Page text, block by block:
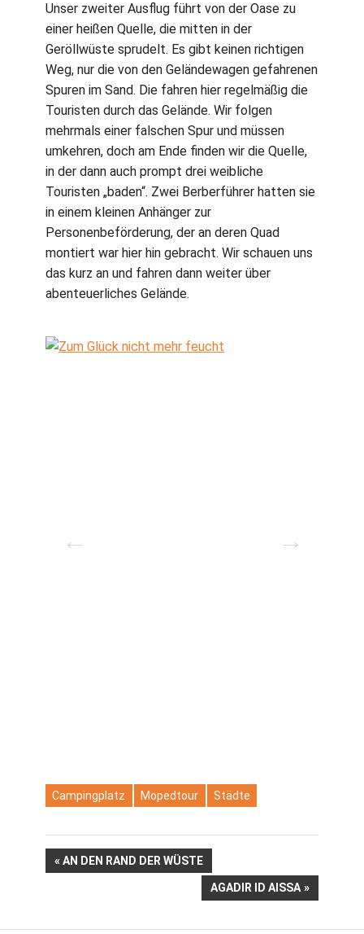
Unser zweiter Ausflug führt von der Oase zu
einer heißen Quelle, die mitten in der
Geröllwüste sprudelt. Es gibt keinen richtigen
Weg, nur die von den Geländewagen gefahrenen
Spuren im Sand. Die fahren hier regelmäßig die
Touristen durch das Gelände. Wir folgen
mehrmals einer falschen Spur und müssen
umkehren, doch am Ende finden wir die Quelle,
in der dann auch prompt drei weibliche
Touristen „baden“. Zwei Berberführer hatten sie
in einem kleinen Anhänger zur
Personenbeförderung, der an deren Quad
montiert war hier hin gebracht. Wir schauen uns
das kurz an und fahren dann weiter über
abenteuerliches Gelände.
Campingplatz Mopedtour Städte
Beitragsnavigation
VORHERIGER
AN DEN RAND DER WÜSTE
NÄCHSTER
BEITRAG:
AGADIR ID AISSA